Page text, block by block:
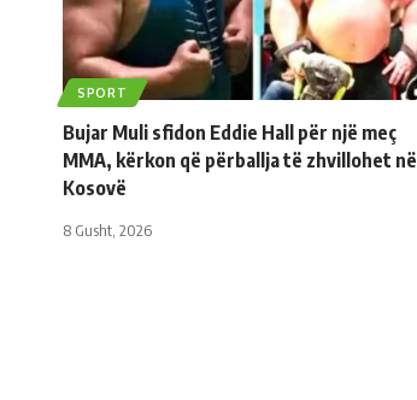
SPORT
Bujar Muli sfidon Eddie Hall për një meç
MMA, kërkon që përballja të zhvillohet në
Kosovë
8 Gusht, 2026